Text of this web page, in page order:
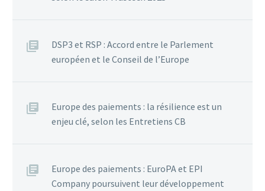
DSP3 et RSP : Accord entre le Parlement
européen et le Conseil de l’Europe
Europe des paiements : la résilience est un
enjeu clé, selon les Entretiens CB
Europe des paiements : EuroPA et EPI
Company poursuivent leur développement